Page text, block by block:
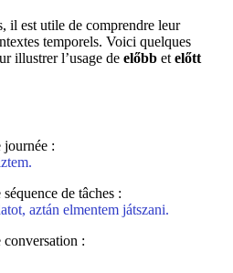
il est utile de comprendre leur
temporels. Voici quelques
illustrer l’usage de előbb et előtt
journée :
de tâches :
aztán elmentem játszani.
conversation :